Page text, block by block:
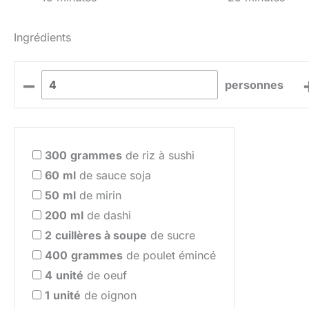
Ingrédients
– personnes
300 grammes de riz à sushi
60 ml de sauce soja
50 ml de mirin
200 ml de dashi
2 cuillères à soupe de sucre
400 grammes de poulet émincé
4 unité de oeuf
1 unité de oignon